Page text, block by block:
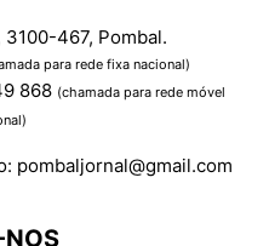
3100-467, Pombal.
para rede fixa nacional)
868 (chamada para rede móvel
pombaljornal@gmail.com